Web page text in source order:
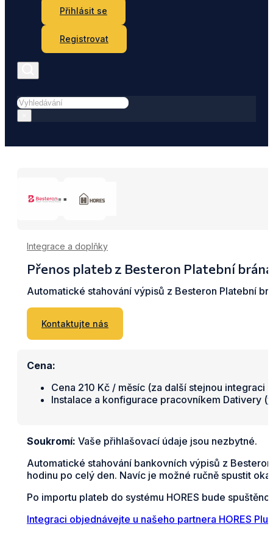
Přihlásit se
Registrovat
Hledat
Integrace a doplňky
Přenos plateb z Besteron Platební
Automatické stahování výpisů z Besteron Platební
Kontaktujte nás
Cena:
Cena 210 Kč / měsíc (za další stejnou integraci
Instalace a konfigurace pracovníkem Dativery (
Soukromí: Vaše přihlašovací údaje jsou nezbytné.
Automatické stahování bankovních výpisů z
hodinu po celý den. Navíc je možné ručně spustit
Po importu plateb do systému HORES bude
Integraci objednávejte u našeho partnera HORES Plus